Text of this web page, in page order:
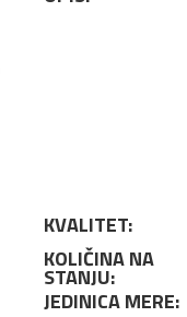
KVALITET:
KOLIČINA NA
STANJU:
JEDINICA MERE: